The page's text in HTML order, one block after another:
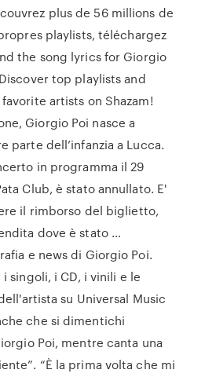
plus de 56 millions de
playlists, téléchargez
the song lyrics for Giorgio
top playlists and
artists on Shazam!
Giorgio Poi nasce a
parte dell’infanzia a Lucca.
in programma il 29
Club, è stato annullato. E'
il rimborso del biglietto,
dove è stato …
e news di Giorgio Poi.
singoli, i CD, i vinili e le
su Universal Music
che si dimentichi
Poi, mentre canta una
“È la prima volta che mi